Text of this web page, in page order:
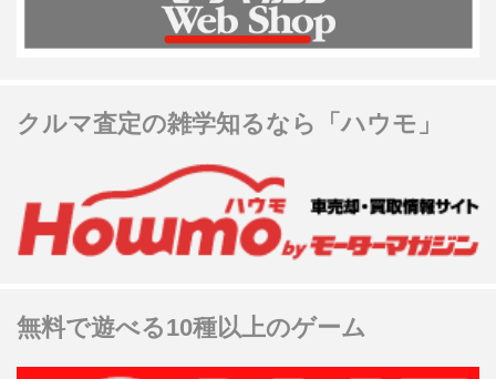
クルマ査定の雑学知るなら「ハウモ」
無料で遊べる10種以上のゲーム